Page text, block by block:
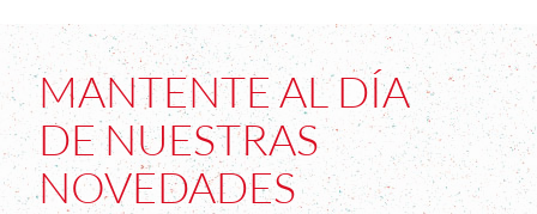
MANTENTE AL DÍA
DE NUESTRAS
NOVEDADES